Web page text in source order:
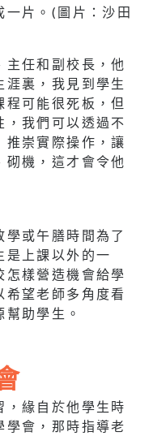
一片。(圖片：沙田
主任和副校長，他
涯裏，我見到學生
可能很死板，但
我們可以透過不
推崇實際操作，讓
機，這才會令他
或午膳時間為了
是上課以外的一
怎樣營造機會給學
希望老師多角度看
助學生。
，緣自於他學生時
學會，那時指導老